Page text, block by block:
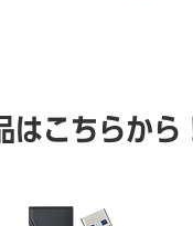
はこちらから